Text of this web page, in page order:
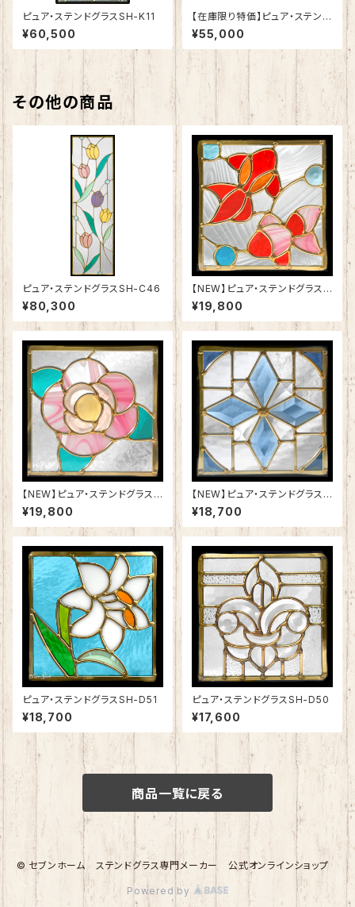
ピュア・ステンドグラスSH-K11
¥60,500
【在庫限り特価】ピュア・ステンド
グラスSH-K12
¥55,000
その他の商品
ピュア・ステンドグラスSH-C46
¥80,300
【NEW】ピュア・ステンドグラスS
H-D55
¥19,800
【NEW】ピュア・ステンドグラスS
H-D53
¥19,800
【NEW】ピュア・ステンドグラスS
H-D54
¥18,700
ピュア・ステンドグラスSH-D51
¥18,700
ピュア・ステンドグラスSH-D50
¥17,600
商品一覧に戻る
© セブンホーム ステンドグラス専門メーカー 公式オンラインショップ
Powered by